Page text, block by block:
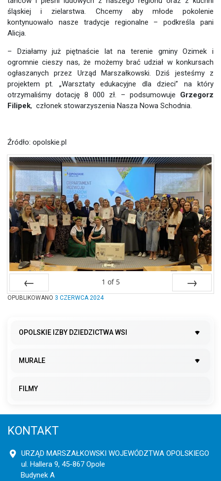
śląskiej i zielarstwa. Chcemy aby młode pokolenie
kontynuowało nasze tradycje regionalne – podkreśla pani
Alicja.
– Działamy już piętnaście lat na terenie gminy Ozimek i
ogromnie cieszy nas, że możemy brać udział w konkursach
ogłaszanych przez Urząd Marszałkowski. Dziś jesteśmy z
projektem pt. „Warsztaty edukacyjne dla dzieci” na który
otrzymaliśmy dotację 8 000 zł. – podsumowuje Grzegorz
Filipek, członek stowarzyszenia Nasza Nowa Schodnia.
Źródło: opolskie.pl
Prev
1 of 5
OPUBLIKOWANO 3 CZERWCA 2024
OPOLSKIE IZBY DZIEDZICTWA WSI
MURALE
FILMY
KONTAKT
URZĄD MARSZAŁKOWSKI WOJEWÓDZTWA OPOLSKIEGO
ul. Hallera 9, 45-867 Opole
Budynek A